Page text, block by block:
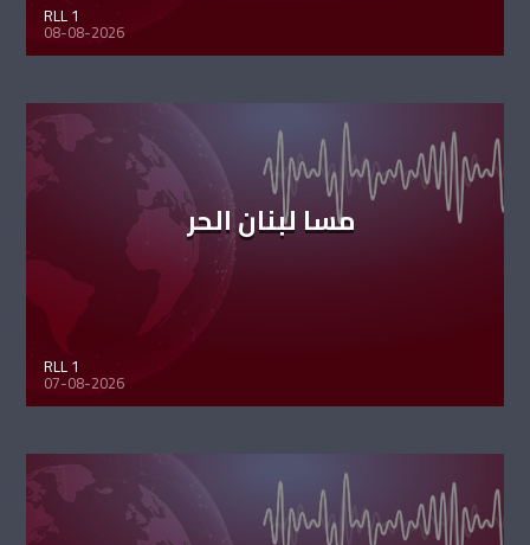
RLL 1
08-08-2026
مسا لبنان الحر
RLL 1
07-08-2026